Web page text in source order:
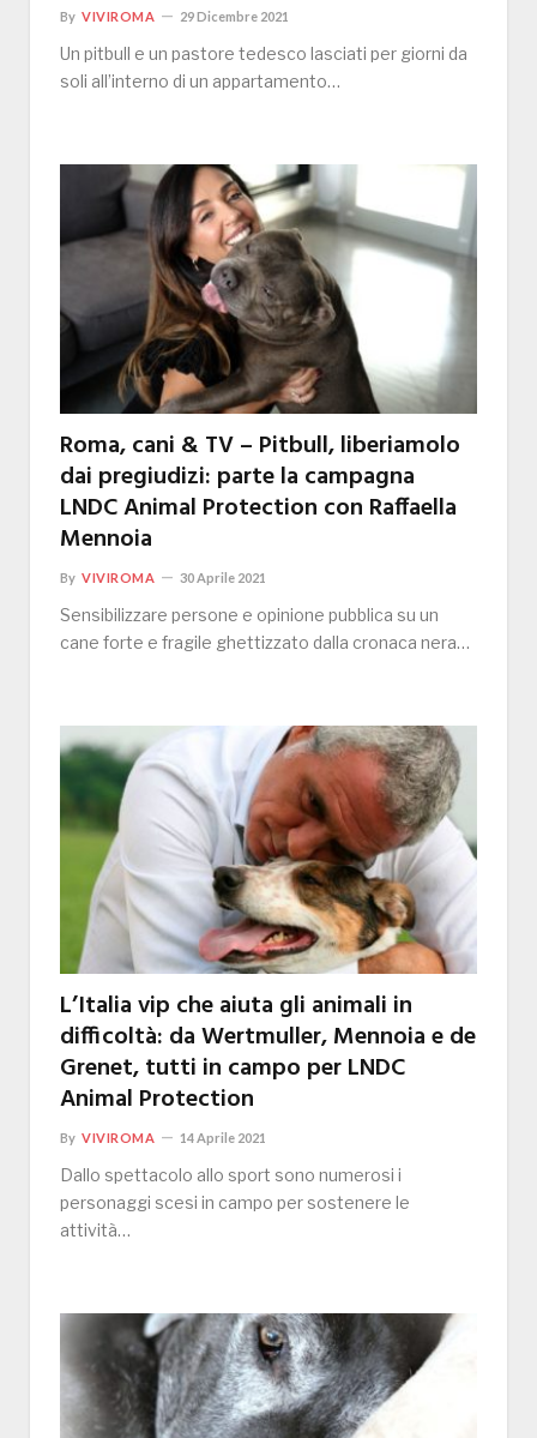
By VIVIROMA 29 Dicembre 2021
Un pitbull e un pastore tedesco lasciati per giorni da
soli all’interno di un appartamento…
Roma, cani & TV – Pitbull, liberiamolo
dai pregiudizi: parte la campagna
LNDC Animal Protection con Raffaella
Mennoia
By VIVIROMA 30 Aprile 2021
Sensibilizzare persone e opinione pubblica su un
cane forte e fragile ghettizzato dalla cronaca nera…
L’Italia vip che aiuta gli animali in
difficoltà: da Wertmuller, Mennoia e de
Grenet, tutti in campo per LNDC
Animal Protection
By VIVIROMA 14 Aprile 2021
Dallo spettacolo allo sport sono numerosi i
personaggi scesi in campo per sostenere le
attività…